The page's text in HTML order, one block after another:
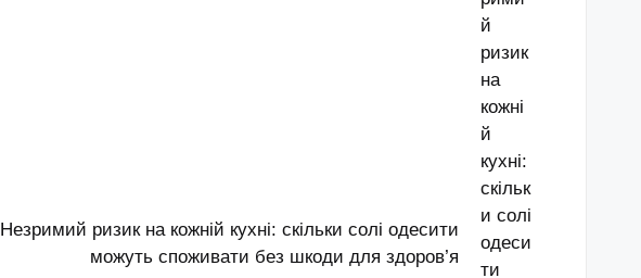
Незримий ризик на кожній кухні: скільки солі одесити
можуть споживати без шкоди для здоров’я